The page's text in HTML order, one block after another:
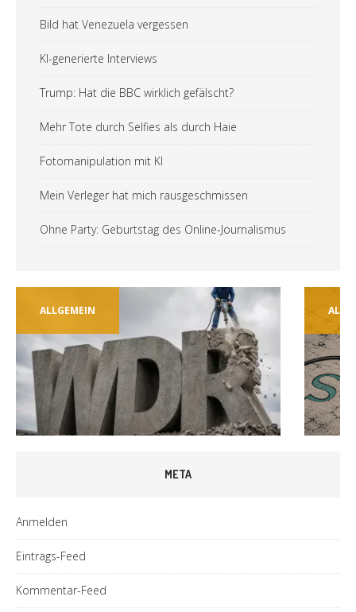
Bild hat Venezuela vergessen
KI-generierte Interviews
Trump: Hat die BBC wirklich gefälscht?
Mehr Tote durch Selfies als durch Haie
Fotomanipulation mit KI
Mein Verleger hat mich rausgeschmissen
Ohne Party: Geburtstag des Online-Journalismus
ALLGEMEIN
META
Anmelden
Eintrags-Feed
Kommentar-Feed